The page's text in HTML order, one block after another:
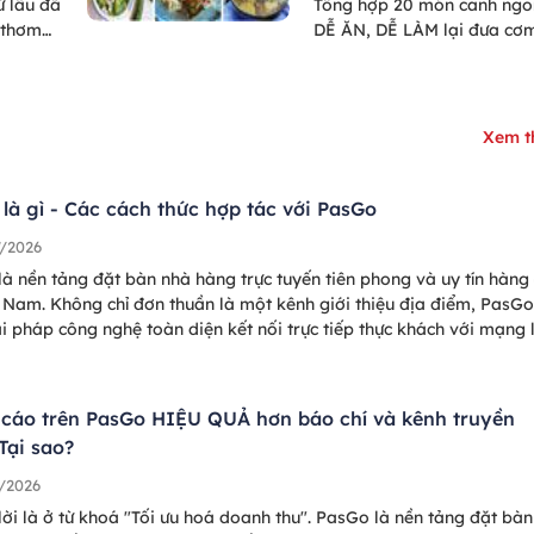
tốt
loại
bài
nha!
DỄ ĂN, DỄ LÀM lại đưa
Xem
là gì - Các cách thức hợp tác với PasGo
2026
nền tảng đặt bàn nhà hàng trực tuyến tiên phong và uy tín hàng
Không chỉ đơn thuần là một kênh giới thiệu địa điểm,
pháp công nghệ toàn diện kết nối trực tiếp thực khách với mạng
trên PasGo HIỆU QUẢ hơn báo chí và kênh truyền
sao?
là ở từ khoá "Tối ưu hoá doanh thu". PasGo là nền tảng đặt bàn